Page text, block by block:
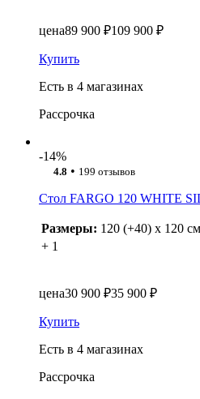
цена89 900 ₽109 900 ₽
Купить
Есть в 4 магазинах
Рассрочка
-14%
4.8 • 199 отзывов
Стол FARGO 120 WHITE
Размеры: 120 (+40) x 120 см
+ 1
цена30 900 ₽35 900 ₽
Купить
Есть в 4 магазинах
Рассрочка